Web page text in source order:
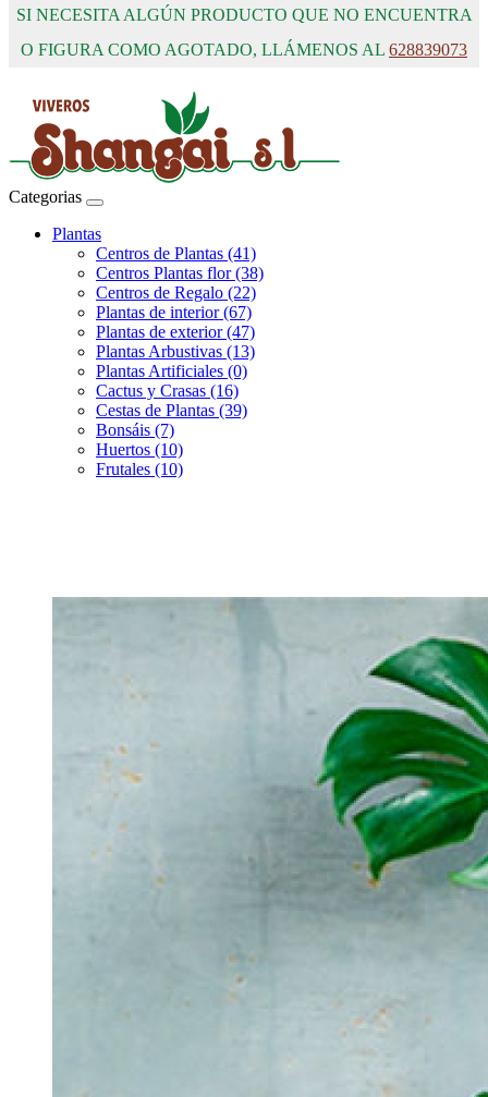
SI NECESITA ALGÚN PRODUCTO QUE NO ENCUENTRA
O FIGURA COMO AGOTADO, LLÁMENOS AL 628839073
Categorias
Plantas
Centros de Plantas (41)
Centros Plantas flor (38)
Centros de Regalo (22)
Plantas de interior (67)
Plantas de exterior (47)
Plantas Arbustivas (13)
Plantas Artificiales (0)
Cactus y Crasas (16)
Cestas de Plantas (39)
Bonsáis (7)
Huertos (10)
Frutales (10)